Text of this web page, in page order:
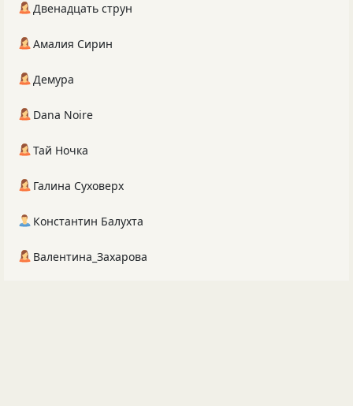
Двенадцать струн
Амалия Сирин
Демура
Dana Noire
Тай Ночка
Галина Суховерх
Константин Балухта
Валентина_Захарова